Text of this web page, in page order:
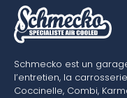
Schmecko est un
l’entretien, la
Coccinelle, Combi,